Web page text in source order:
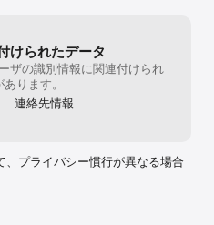
けられたデータ
ザの識別情報に関連付けられ
ります。
連絡先情報
プライバシー慣行が異なる場合